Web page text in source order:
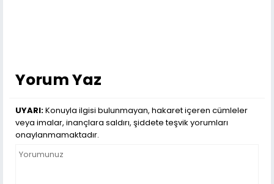
Yorum Yaz
UYARI:Konuyla ilgisi bulunmayan, hakaret içeren cümleler
veya imalar, inançlara saldırı, şiddete teşvik yorumları
onaylanmamaktadır.